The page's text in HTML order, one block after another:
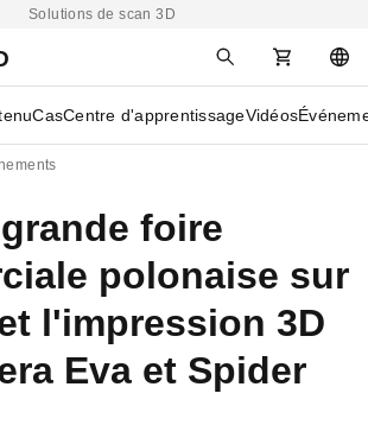
Solutions de scan 3D
CasCentre d'apprentissageVidéos
foire
polonaise sur
l'impression 3D
Eva et Spider